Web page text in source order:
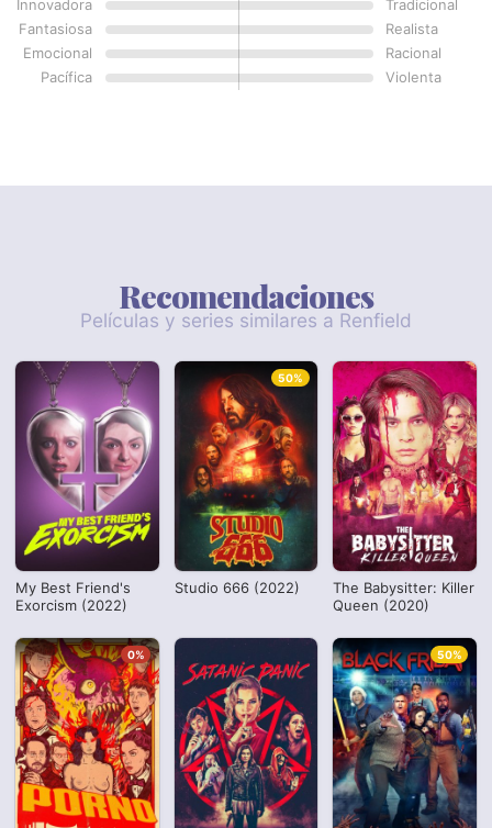
Innovadora
Tradicional
Fantasiosa
Realista
Emocional
Racional
Pacífica
Violenta
Recomendaciones
Películas y series similares a Renfield
My Best Friend's
Exorcism (2022)
Studio 666 (2022)
50%
The Babysitter: Killer
Queen (2020)
0% 50%